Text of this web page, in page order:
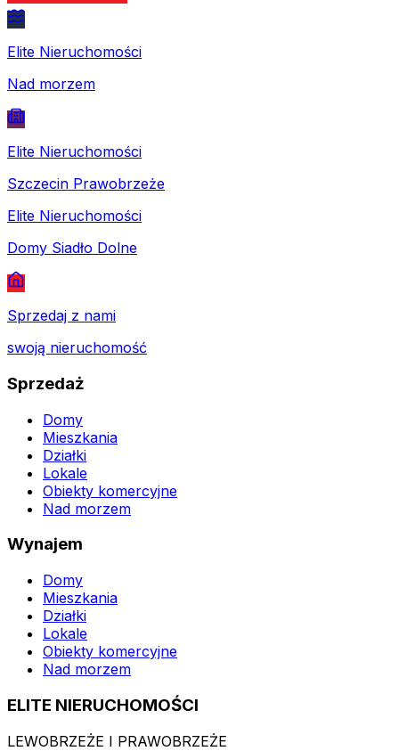
Elite Nieruchomości
Nad morzem
Elite Nieruchomości
Szczecin Prawobrzeże
Elite Nieruchomości
Domy Siadło Dolne
Sprzedaj z nami
swoją nieruchomość
Sprzedaż
Domy
Mieszkania
Działki
Lokale
Obiekty komercyjne
Nad morzem
Wynajem
Domy
Mieszkania
Działki
Lokale
Obiekty komercyjne
Nad morzem
ELITE NIERUCHOMOŚCI
LEWOBRZEŻE I PRAWOBRZEŻE